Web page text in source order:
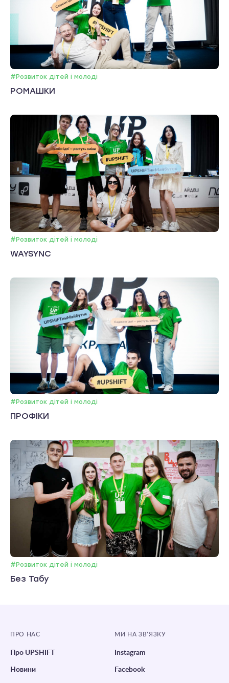
#Розвиток дітей і молоді
РОМАШКИ
#Розвиток дітей і молоді
WAYSYNC
#Розвиток дітей і молоді
ПРОФІКИ
#Розвиток дітей і молоді
Без Табу
ПРО НАС
Про UPSHIFT
Новини
МИ НА ЗВ’ЯЗКУ
Instagram
Facebook